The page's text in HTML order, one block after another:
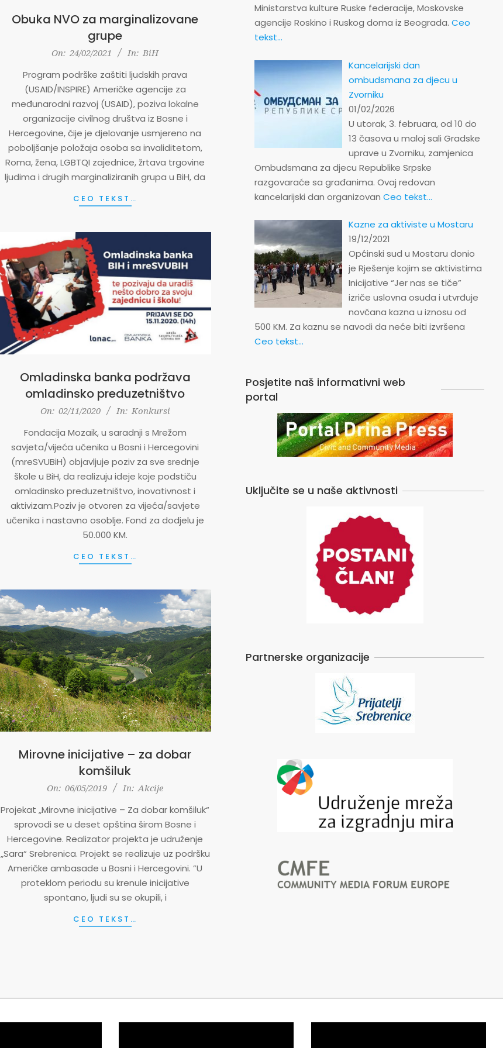
Obuka NVO za marginalizovane
grupe
On: 24/02/2021 In: BiH
Program podrške zaštiti ljudskih prava
(USAID/INSPIRE) Američke agencije za
međunarodni razvoj (USAID), poziva lokalne
organizacije civilnog društva iz Bosne i
Hercegovine, čije je djelovanje usmjereno na
poboljšanje položaja osoba sa invaliditetom,
Roma, žena, LGBTQI zajednice, žrtava trgovine
ljudima i drugih marginaliziranih grupa u BiH, da
CEO TEKST…
Omladinska banka podržava
omladinsko preduzetništvo
On: 02/11/2020 In: Konkursi
Fondacija Mozaik, u saradnji s Mrežom
savjeta/vijeća učenika u Bosni i Hercegovini
(mreSVUBiH) objavljuje poziv za sve srednje
škole u BiH, da realizuju ideje koje podstiču
omladinsko preduzetništvo, inovativnost i
aktivizam.Poziv je otvoren za vijeća/savjete
učenika i nastavno osoblje. Fond za dodjelu je
50.000 KM.
CEO TEKST…
Mirovne inicijative – za dobar
komšiluk
06
On: 06/05/2019 In: Akcije
Projekat „Mirovne inicijative – Za dobar komšiluk“
sprovodi se u deset opština širom Bosne i
Hercegovine. Realizator projekta je udruženje
„Sara“ Srebrenica. Projekt se realizuje uz podršku
Američke ambasade u Bosni i Hercegovini. ”U
proteklom periodu su krenule inicijative
spontano, ljudi su se okupili, i
CEO TEKST…
Ministarstva kulture Ruske federacije, Moskovske
agencije Roskino i Ruskog doma iz Beograda. Ceo
tekst...
Kancelarijski dan
ombudsmana za djecu u
Zvorniku
01/02/2026
U utorak, 3. februara, od 10 do
13 časova u maloj sali Gradske
uprave u Zvorniku, zamjenica
Ombudsmana za djecu Republike Srpske
razgovaraće sa građanima. Ovaj redovan
kancelarijski dan organizovan Ceo tekst...
Kazne za aktiviste u Mostaru
19/12/2021
Općinski sud u Mostaru donio
je Rješenje kojim se aktivistima
Inicijative “Jer nas se tiče”
izriče uslovna osuda i utvrđuje
novčana kazna u iznosu od
500 KM. Za kaznu se navodi da neće biti izvršena
Ceo tekst...
Posjetite naš informativni web
portal
Uključite se u naše aktivnosti
Partnerske organizacije